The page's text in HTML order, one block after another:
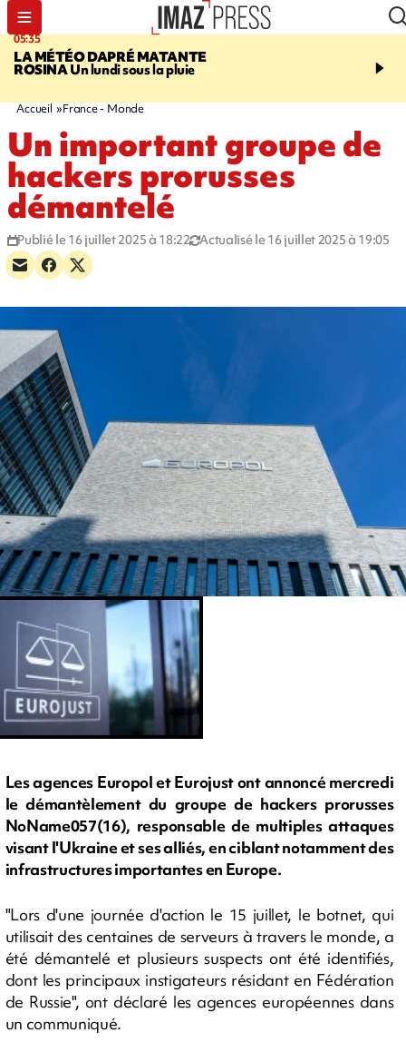
05:35
LA MÉTÉO DAPRÉ MATANTE
ROSINAUn lundi sous la pluie
07:47
ses deux enfants
Accueil France - Monde
Un important groupe de
hackers prorusses
démantelé
Publié le 16 juillet 2025 à 18:22 Actualisé le 16 juillet 2025 à 19:05
Les agences Europol et Eurojust ont annoncé mercredi
le démantèlement du groupe de hackers prorusses
NoName057(16), responsable de multiples attaques
visant l'Ukraine et ses alliés, en ciblant notamment des
infrastructures importantes en Europe.
"Lors d'une journée d'action le 15 juillet, le botnet, qui
utilisait des centaines de serveurs à travers le monde, a
été démantelé et plusieurs suspects ont été identifiés,
dont les principaux instigateurs résidant en Fédération
de Russie", ont déclaré les agences européennes dans
un communiqué.